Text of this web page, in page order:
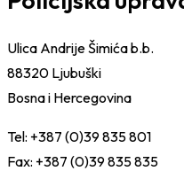
Ulica Andrije Šimića b.b.
88320 Ljubuški
Bosna i Hercegovina
Tel: +387 (0)39 835 801
Fax: +387 (0)39 835 835